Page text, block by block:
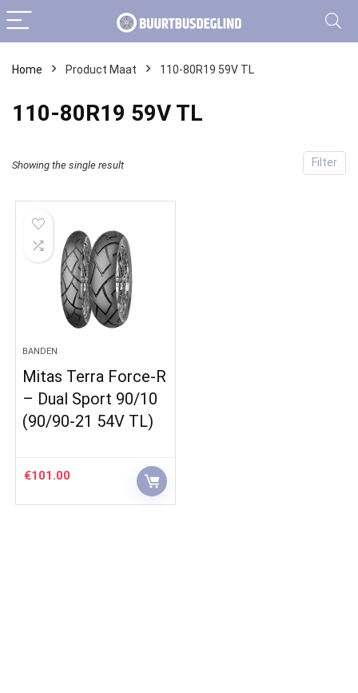
Home Product Maat 110-80R19 59V TL
110-80R19 59V TL
Filter
Showing the single result
BANDEN
Mitas Terra Force-R
– Dual Sport 90/10
(90/90-21 54V TL)
€101.00